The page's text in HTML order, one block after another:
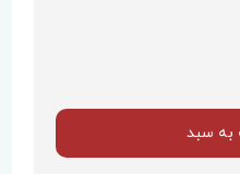
به سبد